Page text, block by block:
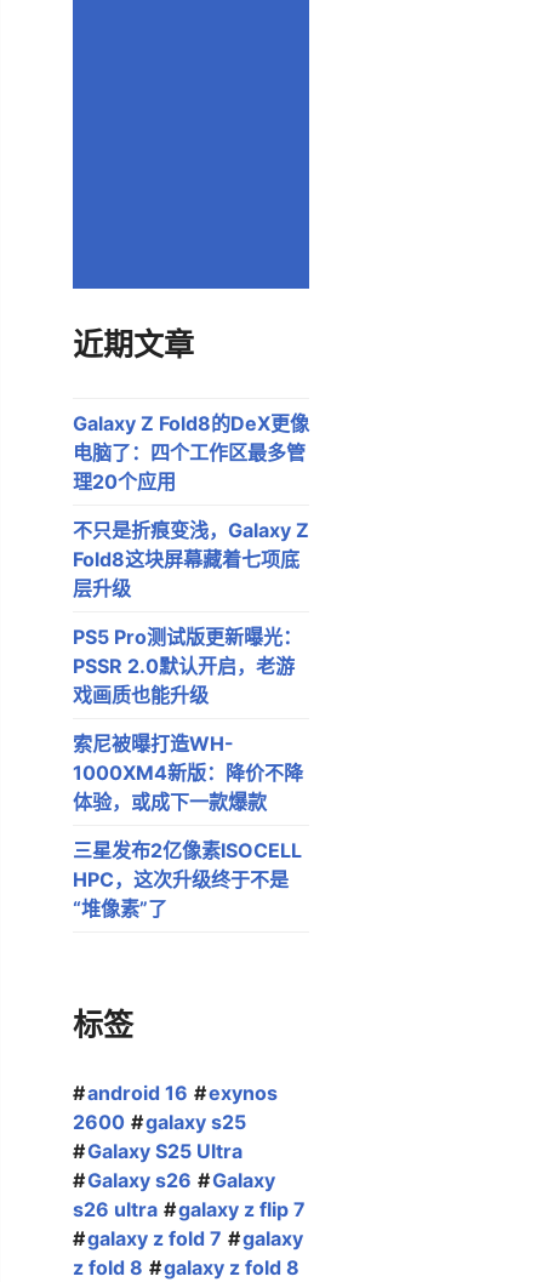
近期文章
Galaxy Z Fold8的DeX更像
电脑了：四个工作区最多管
理20个应用
不只是折痕变浅，Galaxy Z
Fold8这块屏幕藏着七项底
层升级
PS5 Pro测试版更新曝光：
PSSR 2.0默认开启，老游
戏画质也能升级
索尼被曝打造WH-
1000XM4新版：降价不降
体验，或成下一款爆款
三星发布2亿像素ISOCELL
HPC，这次升级终于不是
“堆像素”了
标签
android 16
exynos
2600
galaxy s25
Galaxy S25 Ultra
Galaxy s26
Galaxy
s26 ultra
galaxy z flip 7
galaxy z fold 7
galaxy
z fold 8
galaxy z fold 8